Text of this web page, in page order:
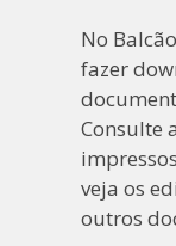
No
fazer
Consulte
veja os
outros